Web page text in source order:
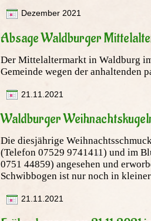
Dezember 2021
Absage Waldburger
Der Mittelaltermarkt in Waldburg
Gemeinde wegen der anhaltenden
21.11.2021
Waldburger
Die diesjährige
(Telefon 07529 9741411) und im
0751 44859) angesehen und
Schwibbogen ist nur noch in
21.11.2021